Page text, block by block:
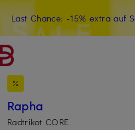
ZUM HAUPTINHALT ÜBERSPRINGEN
Last Chance: -15% extra auf
20€-Willkommensgutschein
Rapha
Radtrikot CORE